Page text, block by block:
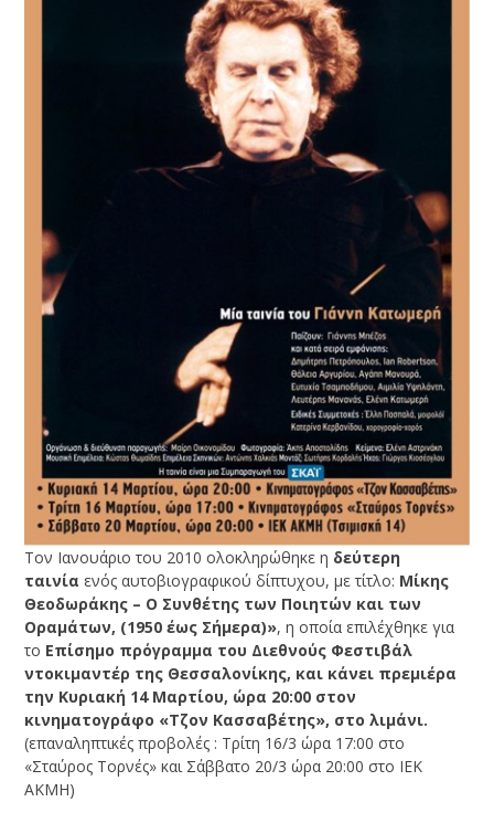
Τον Ιανουάριο του 2010 ολοκληρώθηκε η δεύτερη
ταινία ενός αυτοβιογραφικού δίπτυχου, με τίτλο: Μίκης
Θεοδωράκης – Ο Συνθέτης των Ποιητών και των
Οραμάτων, (1950 έως Σήμερα)», η οποία επιλέχθηκε για
το Επίσημο πρόγραμμα του Διεθνούς Φεστιβάλ
ντοκιμαντέρ της Θεσσαλονίκης, και κάνει πρεμιέρα
την Κυριακή 14 Μαρτίου, ώρα 20:00 στον
κινηματογράφο «Τζον Κασσαβέτης», στο λιμάνι.
(επαναληπτικές προβολές : Τρίτη 16/3 ώρα 17:00 στο
«Σταύρος Τορνές» και Σάββατο 20/3 ώρα 20:00 στο ΙΕΚ
ΑΚΜΗ)